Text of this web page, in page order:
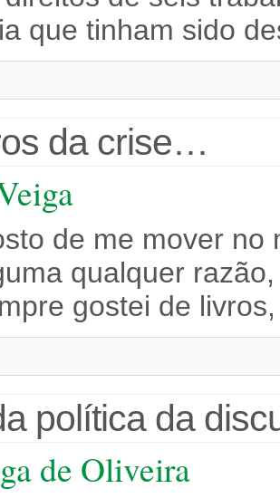
que tinham sido
da crise…
de me mover no
qualquer
gostei de
política da
de Oliveira